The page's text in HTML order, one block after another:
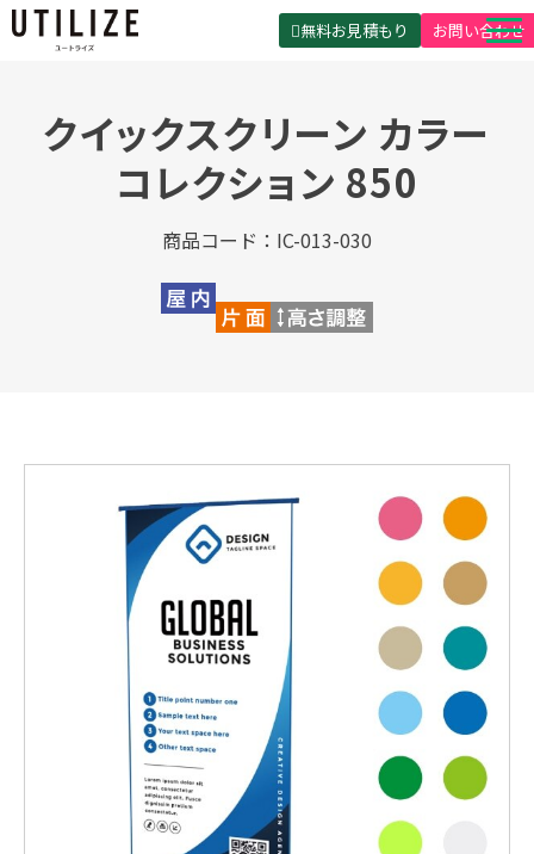
無料お見積もり お問い合わせ
製品・サービス
無料見積ガイド
会社概要
クイックスクリーン カラー
コレクション 850
商品コード：IC-013-030